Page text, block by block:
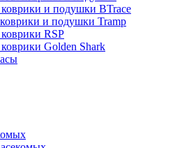
и подушки BTrace
и подушки Tramp
RSP
Golden Shark